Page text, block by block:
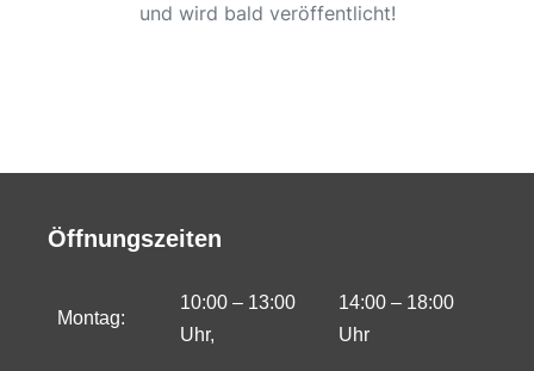
und wird bald veröffentlicht!
Öffnungszeiten
Montag:
10:00 – 13:00
Uhr,
14:00 – 18:00
Uhr